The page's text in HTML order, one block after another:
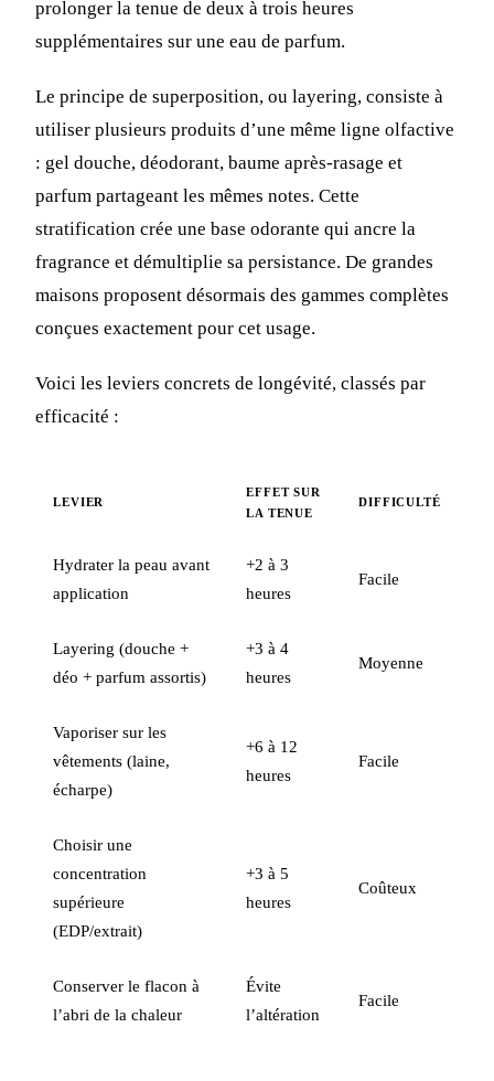
prolonger la tenue de deux à trois heures
supplémentaires sur une eau de parfum.
Le principe de superposition, ou layering, consiste à
utiliser plusieurs produits d’une même ligne olfactive
: gel douche, déodorant, baume après-rasage et
parfum partageant les mêmes notes. Cette
stratification crée une base odorante qui ancre la
fragrance et démultiplie sa persistance. De grandes
maisons proposent désormais des gammes complètes
conçues exactement pour cet usage.
Voici les leviers concrets de longévité, classés par
efficacité :
LEVIER
EFFET SUR
LA TENUE
DIFFICULTÉ
Hydrater la peau avant
application
+2 à 3
heures
Facile
Layering (douche +
déo + parfum assortis)
+3 à 4
heures
Moyenne
Vaporiser sur les
vêtements (laine,
écharpe)
+6 à 12
heures
Facile
Choisir une
concentration
supérieure
(EDP/extrait)
+3 à 5
heures
Coûteux
Conserver le flacon à
l’abri de la chaleur
Évite
l’altération
Facile